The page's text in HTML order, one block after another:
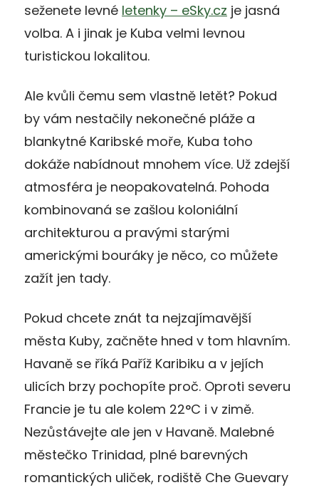
seženete levné letenky – eSky.cz je jasná
volba. A i jinak je Kuba velmi levnou
turistickou lokalitou.
Ale kvůli čemu sem vlastně letět? Pokud
by vám nestačily nekonečné pláže a
blankytné Karibské moře, Kuba toho
dokáže nabídnout mnohem více. Už zdejší
atmosféra je neopakovatelná. Pohoda
kombinovaná se zašlou koloniální
architekturou a pravými starými
americkými bouráky je něco, co můžete
zažít jen tady.
Pokud chcete znát ta nejzajímavější
města Kuby, začněte hned v tom hlavním.
Havaně se říká Paříž Karibiku a v jejích
ulicích brzy pochopíte proč. Oproti severu
Francie je tu ale kolem 22°C i v zimě.
Nezůstávejte ale jen v Havaně. Malebné
městečko Trinidad, plné barevných
romantických uliček, rodiště Che Guevary